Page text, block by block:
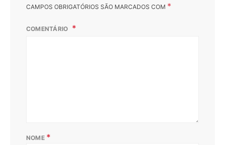
CAMPOS OBRIGATÓRIOS SÃO MARCADOS COM *
COMENTÁRIO
NOME *